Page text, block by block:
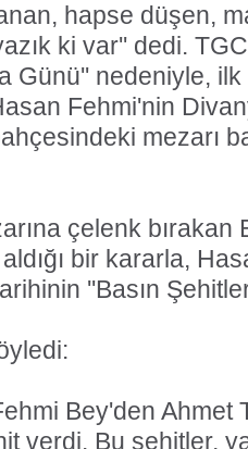
hapse düşen,
ki var'' dedi.
Günü'' nedeniyle,
Fehmi'nin
mezarı
çelenk bırakan
bir kararla,
''Basın
Bey'den Ahmet
verdi. Bu şehitler,